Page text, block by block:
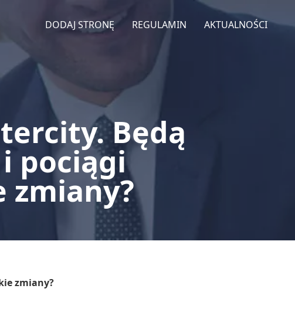
DODAJ STRONĘ REGULAMIN AKTUALNOŚCI
Będą
pociągi
zmiany?
zmiany?